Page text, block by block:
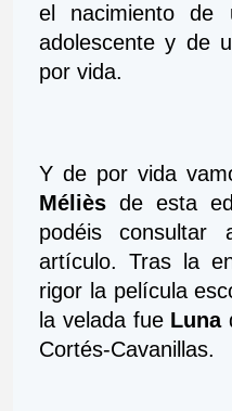
el nacimiento de
adolescente y de
por vida.
Y de por vida
Méliès de esta
podéis consultar
artículo. Tras la
rigor la película
la velada fue Luna
Cortés-Cavanillas.